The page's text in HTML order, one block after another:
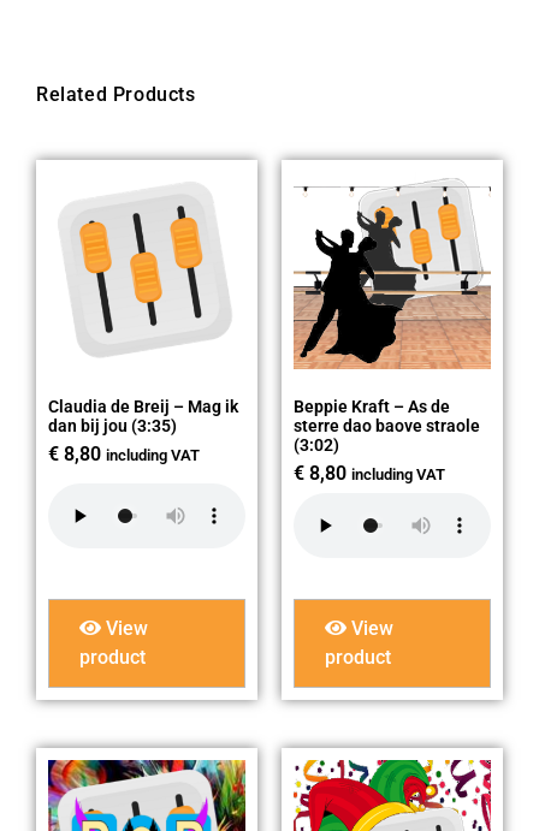
Related Products
Claudia de Breij – Mag ik
dan bij jou (3:35)
€ 8,80 including VAT
View
product
Beppie Kraft – As de
sterre dao baove straole
(3:02)
€ 8,80 including VAT
View
product